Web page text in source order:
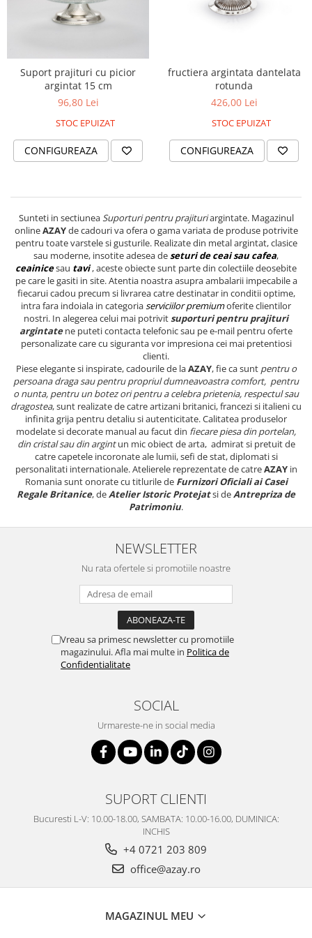
SERENDIPITY WHITE
FLOWER FESTIVAL BLUE
LOVE BIRDS
CHIQUE VERDE
CHIQUE ROZ
Royal White
Suport prajituri cu picior
argintat 15 cm
96,80 Lei
STOC EPUIZAT
CONFIGUREAZA
fructiera argintata dantelata
rotunda
426,00 Lei
STOC EPUIZAT
CONFIGUREAZA
Sunteti in sectiuneaSuporturi pentru prajituriargintate. Magazinul
onlineAZAYde cadouri va ofera o gama variata de produse potrivite
pentru toate varstele si gusturile. Realizate din metal argintat, clasice
sau moderne, insotite adesea deseturi de ceai sau cafea,
ceainicesau tavi, aceste obiecte sunt parte din colectiile deosebite
pe care le gasiti in site. Atentia noastra asupra ambalarii impecabile a
fiecarui cadou precum si livrarea catre destinatar in conditii optime,
intra fara indoiala in categoriaserviciilor premiumoferite clientilor
nostri. In alegerea celui mai potrivitsuporturi pentru prajituri
argintatene puteti contacta telefonic sau pe e-mail pentru oferte
personalizate care cu siguranta vor impresiona cei mai pretentiosi
clienti.
Piese elegante si inspirate, cadourile de laAZAY, fie ca sunt pentru o
persoana draga sau pentru propriul dumneavoastra comfort, pentru
o nunta, pentru un botez ori pentru a celebra prietenia, respectul sau
dragostea, sunt realizate de catre artizani britanici, francezi si italieni cu
infinita grija pentru detaliu si autenticitate. Calitatea produselor
modelate si decorate manual au facut din fiecare piesa din portelan,
din cristal sau din argintun mic obiect de arta, admirat si pretuit de
catre capetele incoronate ale lumii, sefi de stat, diplomati si
personalitati internationale. Atelierele reprezentate de catreAZAYin
Romania sunt onorate cu titlurile de Furnizori Oficiali ai Casei
Regale Britanice, deAtelier Istoric Protejatsi deAntrepriza de
Patrimoniu.
NEWSLETTER
Nu rata ofertele si promotiile noastre
Vreau sa primesc newsletter cu promotiile
magazinului. Afla mai multe in Politica de
Confidentialitate
SOCIAL
Urmareste-ne in social media
SUPORT CLIENTI
Bucuresti L-V: 10.00-18.00, SAMBATA: 10.00-16.00, DUMINICA:
INCHIS
+4 0721 203 809
office@azay.ro
MAGAZINUL MEU